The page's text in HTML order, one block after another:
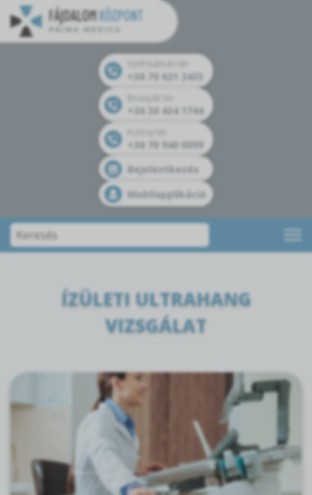
+36 70 621 2433
+36 30 434 1744
+36 70 940 0099
Bejelentkezés
Mobilapplikáció
ÍZÜLETI ULTRAHANG
VIZSGÁLAT